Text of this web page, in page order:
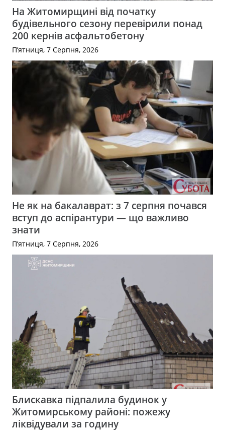
На Житомирщині від початку
будівельного сезону перевірили понад
200 кернів асфальтобетону
П’ятниця, 7 Серпня, 2026
Не як на бакалаврат: з 7 серпня почався
вступ до аспірантури — що важливо
знати
П’ятниця, 7 Серпня, 2026
Блискавка підпалила будинок у
Житомирському районі: пожежу
ліквідували за годину